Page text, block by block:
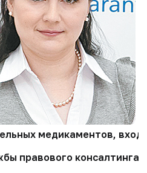
медикаментов,
правового консалтинга